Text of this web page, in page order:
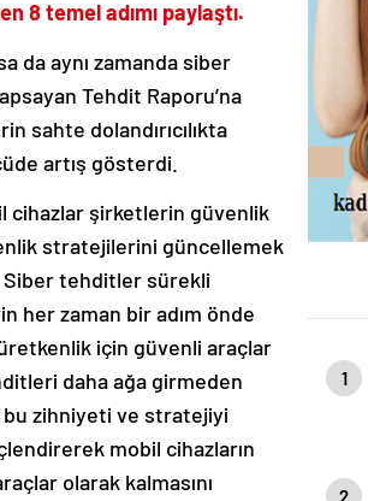
8 temel adımı paylaştı.
da aynı zamanda siber
Tehdit Raporu’na
sahte dolandırıcılıkta
artış gösterdi.
cihazlar şirketlerin güvenlik
stratejilerini güncellemek
Siber tehditler sürekli
her zaman bir adım önde
için güvenli araçlar
daha ağa girmeden
zihniyeti ve stratejiyi
mobil cihazların
olarak kalmasını
1
2